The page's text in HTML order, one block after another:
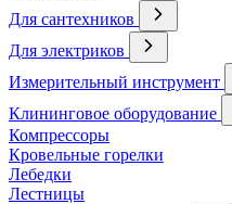
Для сантехников
Для электриков
Измерительный инструмент
Клининговое оборудование
Компрессоры
Кровельные горелки
Лебедки
Лестницы